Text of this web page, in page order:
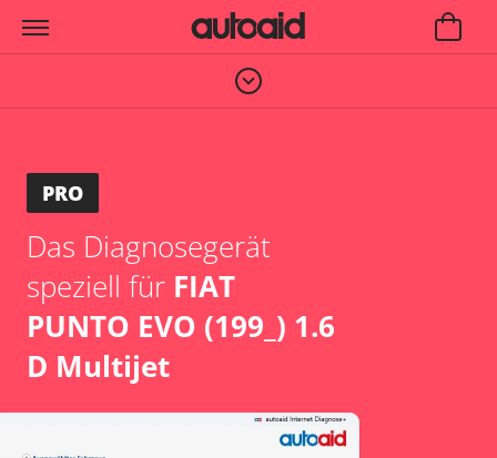
PRO
Das Diagnosegerät
speziell für FIAT
PUNTO EVO (199_) 1.6
D Multijet